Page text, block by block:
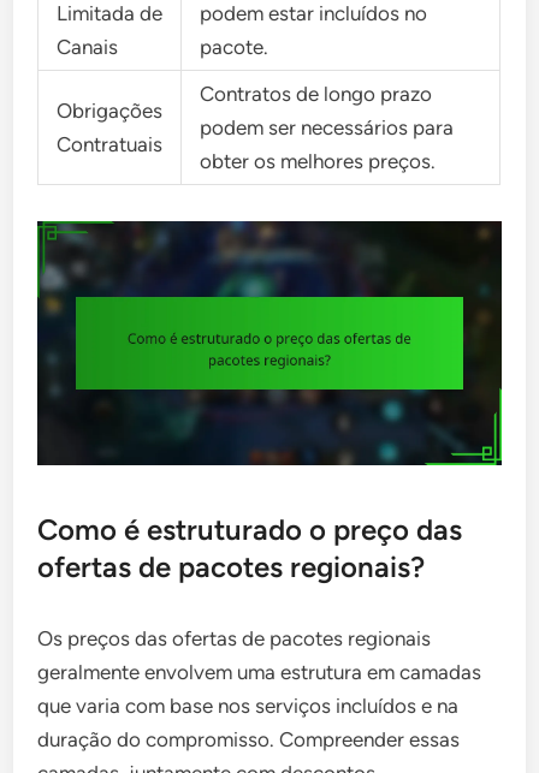
Limitada de
Canais
podem estar incluídos no
pacote.
Obrigações
Contratuais
Contratos de longo prazo
podem ser necessários para
obter os melhores preços.
Como é estruturado o preço das
ofertas de pacotes regionais?
Os preços das ofertas de pacotes regionais
geralmente envolvem uma estrutura em camadas
que varia com base nos serviços incluídos e na
duração do compromisso. Compreender essas